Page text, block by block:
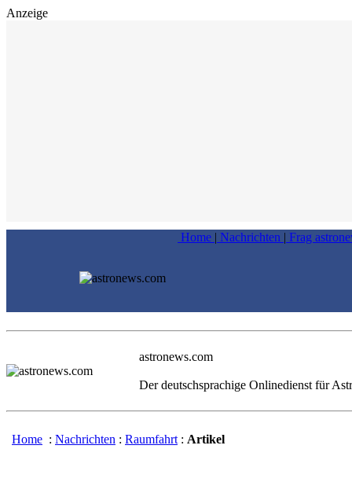
Anzeige
Home | Nachrichten | Frag
astronews.com
Der deutschsprachige Onlinedienst für
Home : Nachrichten : Raumfahrt : Artikel